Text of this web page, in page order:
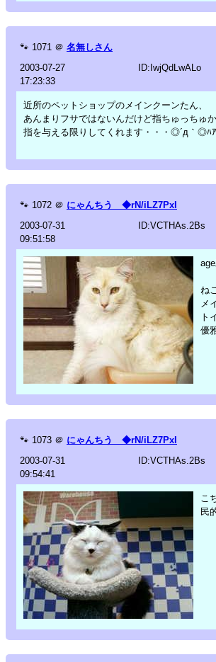
🐾 1071 ＠ 名無しさん
2003-07-27
17:23:33
ID:IwjQdLwALo
近所のペットショップのメインクーンたん、
あんまりフサではないんだけど指ちゅっちゅ
指を与える限りしてくれます・・・◎´д｀◎ﾊ
🐾 1072 ＠ にゃんちう ◆rN/iLZ7PxI
2003-07-31
09:51:58
ID:VCTHAs.2Bs
age
ね
メ
ト
優
🐾 1073 ＠ にゃんちう ◆rN/iLZ7PxI
2003-07-31
09:54:41
ID:VCTHAs.2Bs
こ
民